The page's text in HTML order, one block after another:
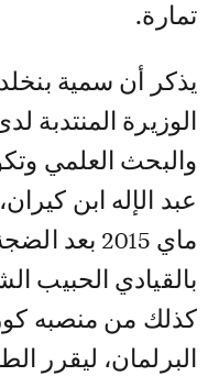
تمارة.
يذكر أن سمية
الوزيرة المنتدبة
والبحث العلمي
عبد الإله ابن
ماي 2015
بالقيادي الحبيب
كذلك من منصبه
البرلمان، ليقرر